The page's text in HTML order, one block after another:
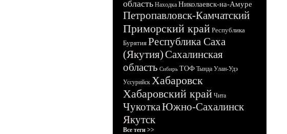
область Находка Николаевск-на-Амуре
Петропавловск-Камчатский
Приморский край Республика
Бурятия Республика Саха
(Якутия)Сахалинская
область Сибирь ТОФ Тында Улан-Удэ
Уссурийск Хабаровск
Хабаровский край Чита
ЧукоткаЮжно-Сахалинск
Якутск
Все теги >>